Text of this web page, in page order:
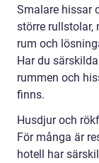
Smalare hissar
större rullstolar,
rum och
Har du
rummen och
finns.
Husdjur och
För många är
hotell har